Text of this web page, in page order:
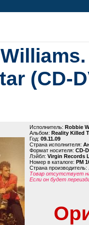
(CD-
Исполнитель: Robbie
Альбом: Reality Killed
Год: 09.11.09
Страна исполнителя:
Формат носителя: CD-
Лэйбл: Virgin Records
Номер в каталоге: PM
Страна производитель:
Товар отсутствует
Если он будет